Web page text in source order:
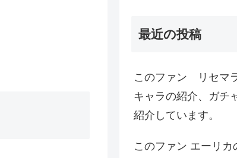
最近の投稿
このファン リセマ
キャラの紹介、ガチ
紹介しています。
このファン エーリカ